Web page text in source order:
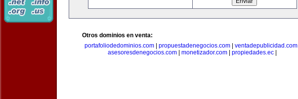
Otros dominios en venta:
portafoliodedominios.com| propuestadenegocios.com| ventadepublicidad.com|
asesoresdenegocios.com
monetizador.com propiedades.ec